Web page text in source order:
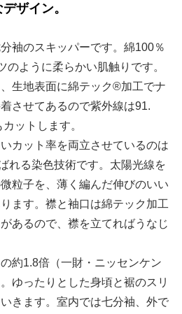
ザイン。
袖のスキッパーです。綿100％
のように柔らかい肌触りです。
生地表面に綿テック®加工でナ
させてあるので紫外線は91.
ットします。
カット率を両立させているのは
れる染色技術です。太陽光線を
粒子を、薄く編んだ伸びのいい
ます。襟と袖口は綿テック加工
あるので、襟を立てればうなじ
約1.8倍（一財・ニッセンケン
ゆったりとした身頃と裾のスリ
きます。室内では七分袖、外で